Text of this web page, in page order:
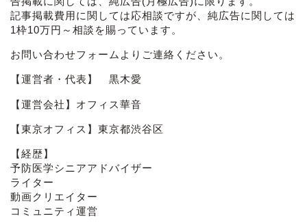
記事掲載費用に関しては応相談ですが、純広告に関しては
1枠10万円～相談を賜っています。
お問い合わせフォーム よりご連絡ください。
【運営者・代表】 黒木愛
【運営会社】オフィス華音
【東京オフィス】東京都渋谷区
【経歴】
予防医学シニアアドバイザー
ライター
動画クリエイター
コミュニティ運営